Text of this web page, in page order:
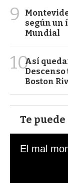
9
según un
Mundial
10Así
Boston
Te